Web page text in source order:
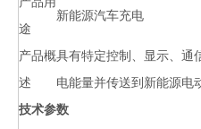
途
新能源汽车充电
产品概
述
具有特定控制、显示、通
电能量并传送到新能源电
技术参数